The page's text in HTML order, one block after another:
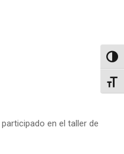
en el taller de